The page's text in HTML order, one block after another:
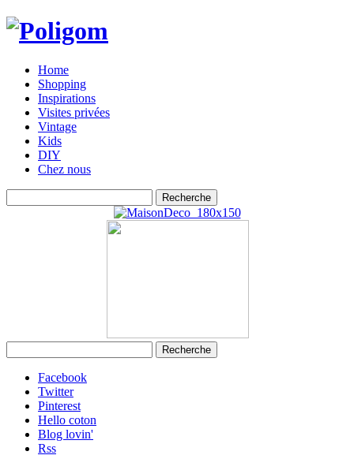
Home
Shopping
Inspirations
Visites privées
Vintage
Kids
DIY
Chez nous
Facebook
Twitter
Pinterest
Hello coton
Blog lovin'
Rss